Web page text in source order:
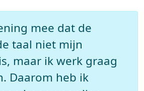
mee dat de
taal niet mijn
maar ik werk graag
Daarom heb ik